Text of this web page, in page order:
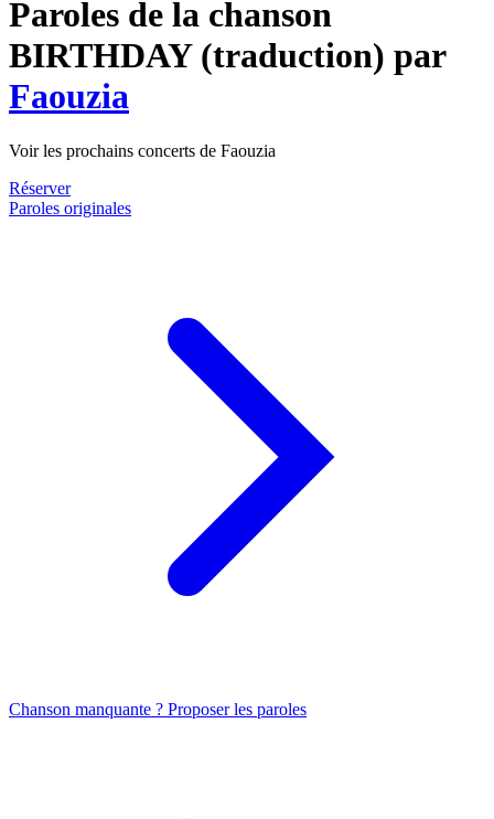
Paroles de la chanson
BIRTHDAY (traduction) par
Faouzia
Voir les prochains concerts de Faouzia
Réserver
Paroles originales
Chanson manquante ? Proposer les paroles